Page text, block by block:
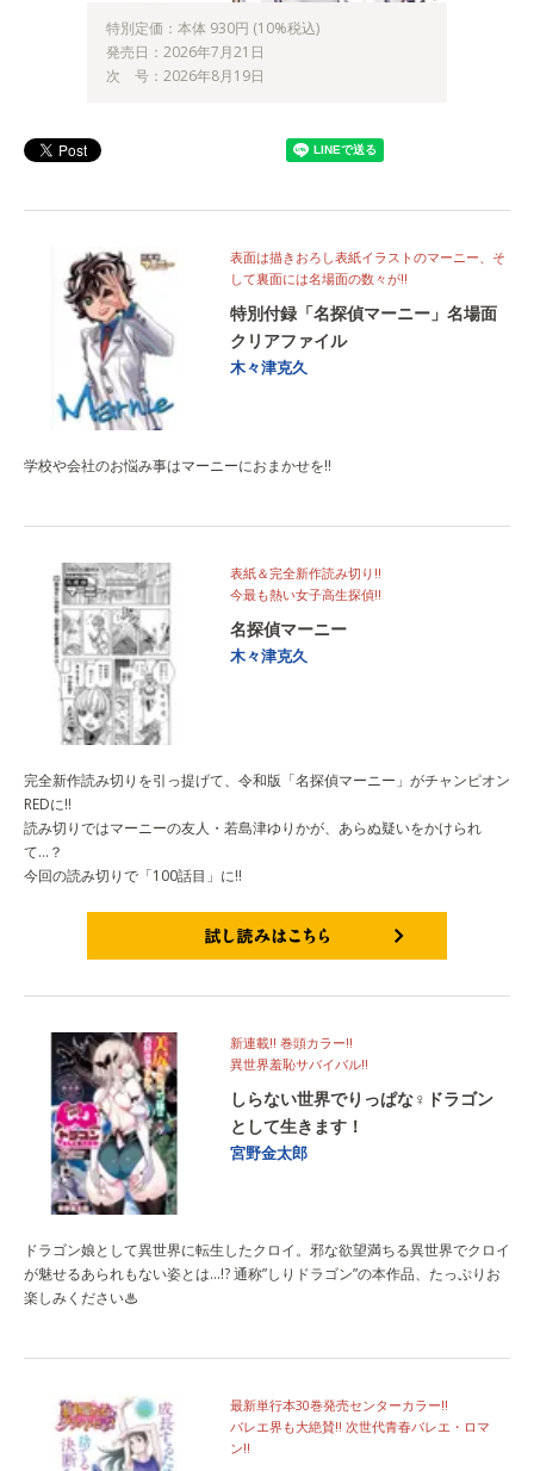
特別定価：本体 930円 (10%税込)
発売日：2026年7月21日
次 号：2026年8月19日
表面は描きおろし表紙イラストのマーニー、そ
して裏面には名場面の数々が!!
特別付録「名探偵マーニー」名場面
クリアファイル
木々津克久
学校や会社のお悩み事はマーニーにおまかせを!!
表紙＆完全新作読み切り!!
今最も熱い女子高生探偵!!
名探偵マーニー
木々津克久
完全新作読み切りを引っ提げて、令和版「名探偵マーニー」がチャンピオン
REDに!!
読み切りではマーニーの友人・若島津ゆりかが、あらぬ疑いをかけられ
て…？
今回の読み切りで「100話目」に!!
新連載!! 巻頭カラー!!
異世界羞恥サバイバル!!
しらない世界でりっぱな♀ドラゴン
として生きます！
宮野金太郎
ドラゴン娘として異世界に転生したクロイ。邪な欲望満ちる異世界でクロイ
が魅せるあられもない姿とは…!? 通称”しりドラゴン”の本作品、たっぷりお
楽しみください♨
最新単行本30巻発売センターカラー!!
バレエ界も大絶賛!! 次世代青春バレエ・ロマ
ン!!